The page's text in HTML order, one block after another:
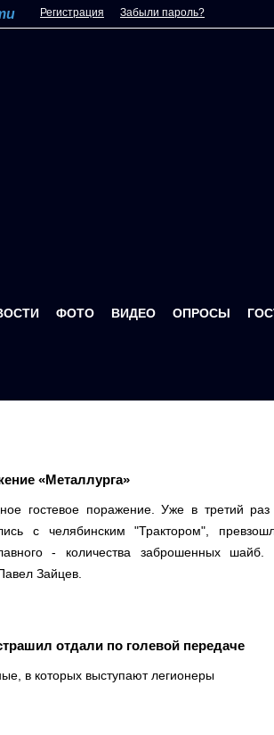
Регистрация Забыли пароль?
ФОТО ВИДЕО ОПРОСЫ
«Металлурга»
гостевое поражение. Уже в третий
с челябинским "Трактором",
- количества заброшенных шайб.
Зайцев.
отдали по голевой передаче
в которых выступают легионеры